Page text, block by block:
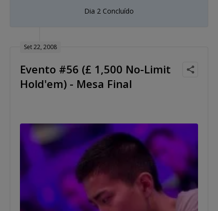
Dia 2 Concluído
Set 22, 2008
Evento #56 (£ 1,500 No-Limit
Hold'em) - Mesa Final